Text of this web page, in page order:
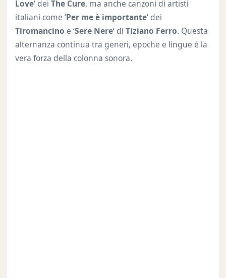
Love‘ dei The Cure, ma anche canzoni di artisti
italiani come ‘Per me è importante‘ dei
Tiromancino e ‘Sere Nere‘ di Tiziano Ferro. Questa
alternanza continua tra generi, epoche e lingue è la
vera forza della colonna sonora.